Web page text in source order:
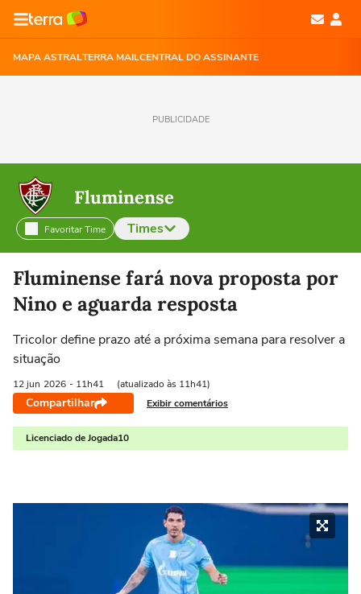
MAPA ASTRALTERRA MAILCENTRAL DO ASSINANTE
PUBLICIDADE
Fluminense
Favoritar Time Times
Selecione o time para ver as notícias
Fluminense fará nova proposta por
Nino e aguarda resposta
Tricolor define prazo até a próxima semana para resolver a
situação
12 jun 2026 - 11h41 (atualizado às 11h41)
Compartilhar Exibir comentários
Licenciado de Jogada10